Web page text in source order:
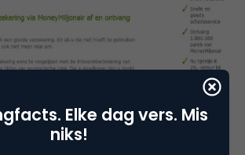
2011 is voor het eerst Pay-per-call
de autocampagne “Het Laatste
Elke dag vers. Mis
niks!